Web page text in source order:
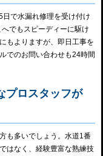
で水漏れ修理を受け付け
でもスピーディーに駆け
もよりますが、即日工事を
でのお問い合わせも24時間
プロスタッフが
も多いでしょう。水道1番
はなく、経験豊富な熟練技